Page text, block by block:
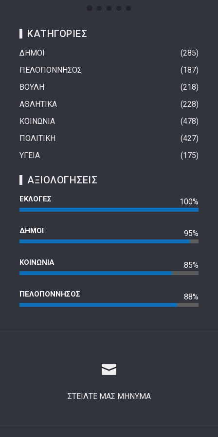
ΚΑΤΗΓΟΡΙΕΣ
ΔΗΜΟΙ
285
ΠΕΛΟΠΟΝΝΗΣΟΣ
187
ΒΟΥΛΗ
218
ΑΘΛΗΤΙΚΑ
228
ΚΟΙΝΩΝΙΑ
478
ΠΟΛΙΤΙΚΗ
427
ΥΓΕΙΑ
175
ΑΞΙΟΛΟΓΗΣΕΙΣ
ΕΚΛΟΓΕΣ 100%
ΔΗΜΟΙ 95%
ΚΟΙΝΩΝΙΑ 85%
ΠΕΛΟΠΟΝΝΗΣΟΣ 88%
ΣΤΕΙΛΤΕ ΜΑΣ ΜΗΝΥΜΑ